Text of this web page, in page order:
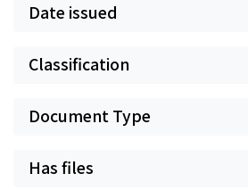
Date issued
Classification
Document Type
Has files